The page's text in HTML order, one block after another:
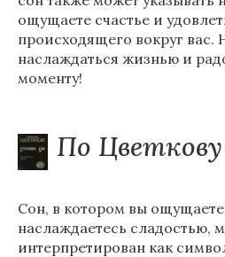
ощущаете счастье и
происходящего вокруг вас.
наслаждаться жизнью и
моменту!
По Цветкову
Сон, в котором вы
наслаждаетесь сладостью,
интерпретирован как